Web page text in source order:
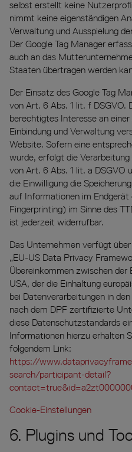
selbst erstellt keine
nimmt keine eigenständigen
Verwaltung und Ausspielung
Der Google Tag Manager
auch an das
Staaten übertragen werden
Der Einsatz des Google Tag
von Art. 6 Abs. 1 lit. f DSGVO.
berechtigtes Interesse an
Einbindung und Verwaltung
Website. Sofern eine
wurde, erfolgt die
von Art. 6 Abs. 1 lit. a DSGVO
die Einwilligung die
auf Informationen im
Fingerprinting) im Sinne des
ist jederzeit widerrufbar.
Das Unternehmen verfügt
„EU-US Data Privacy
Übereinkommen zwischen der
USA, der die Einhaltung
bei Datenverarbeitungen in
nach dem DPF zertifizierte
diese Datenschutzstandards
Informationen hierzu erhalten
folgendem Link:
https://
search/participant-detail?
Cookie-Einstellungen
6. Plugins und